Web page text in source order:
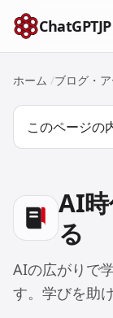
本文へスキップ
ChatGPTJP
ホーム /ブログ・
このページの
AI時
る
AIの広がりで
す。学びを助